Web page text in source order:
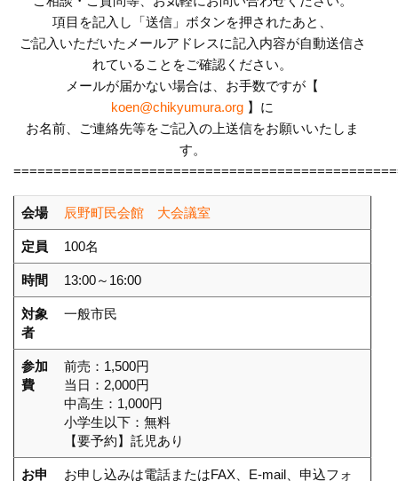
項目を記入し「送信」ボタンを押されたあと、
ご記入いただいたメールアドレスに記入内容が自動送信さ
れていることをご確認ください。
メールが届かない場合は、お手数ですが【
koen@chikyumura.org 】に
お名前、ご連絡先等をご記入の上送信をお願いいたしま
す。
会場 辰野町民会館 大会議室
定員 100名
時間 13:00～16:00
対象
者
一般市民
参加
費
前売：1,500円
当日：2,000円
中高生：1,000円
小学生以下：無料
【要予約】託児あり
お申
お申し込みは電話またはFAX、E-mail、申込フォ